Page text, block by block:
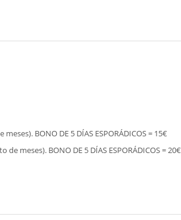
BONO DE 5 DÍAS ESPORÁDICOS = 15€
meses). BONO DE 5 DÍAS ESPORÁDICOS = 20€